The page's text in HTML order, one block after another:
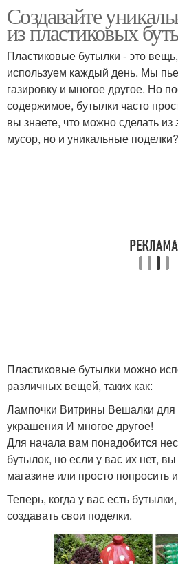
Поделки из бутылок
Создавайте
из пластиковых
Пластиковые бутылки - это
используем каждый день. Мы
газировку и многое другое. Но
содержимое, бутылки часто
вы знаете, что можно сделать из
мусор, но и уникальные поделки?
Пластиковые бутылки можно
различных вещей, таких как:
Лампочки Витрины Вешалки
украшения И многое другое!
Для начала вам понадобится
бутылок, но если у вас их нет,
магазине или просто попросить
Теперь, когда у вас есть
создавать свои поделки.